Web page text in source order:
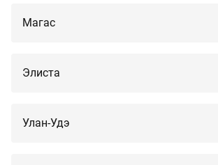
Магас
Элиста
Улан-Удэ